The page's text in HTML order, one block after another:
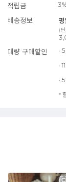
적립금
배송정보 평
(
대량 구매할인 ·
·
·
*